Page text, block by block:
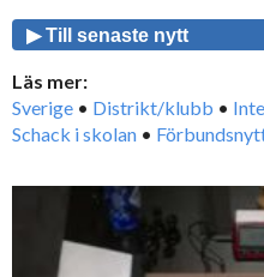
▶ Till senaste nytt
Läs mer:
Sverige • Distrikt/klubb •
Schack i skolan •